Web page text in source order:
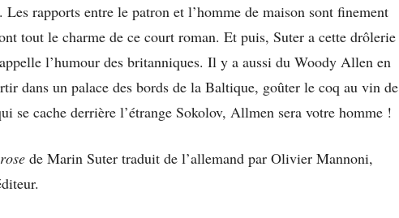
Les rapports entre le patron et l’homme de maison sont finement
tout le charme de ce court roman. Et puis, Suter a cette drôlerie
l’humour des britanniques. Il y a aussi du Woody Allen en
dans un palace des bords de la Baltique, goûter le coq au vin de
se cache derrière l’étrange Sokolov, Allmen sera votre homme !
de Marin Suter traduit de l’allemand par Olivier Mannoni,